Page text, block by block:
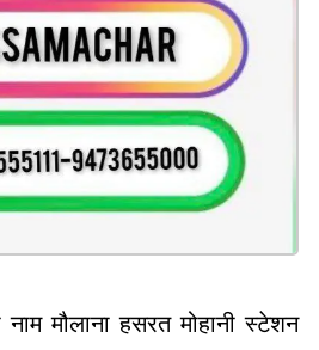
मौलाना हसरत मोहानी स्टेशन